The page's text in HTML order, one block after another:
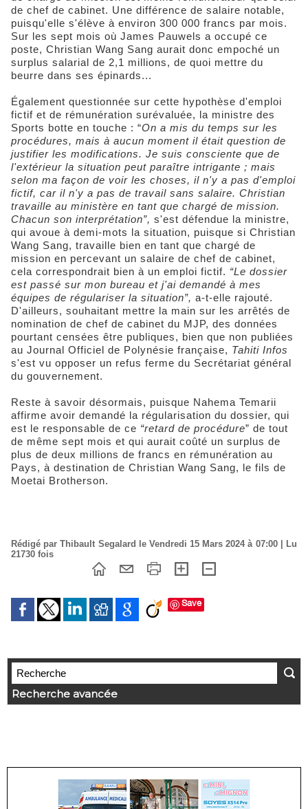
de chef de cabinet. Une différence de salaire notable,
puisqu'elle s'élève à environ 300 000 francs par mois.
Sur les sept mois où James Pauwels a occupé ce
poste, Christian Wang Sang aurait donc empoché un
surplus salarial de 2,1 millions, de quoi mettre du
beurre dans ses épinards...
Également questionnée sur cette hypothèse d'emploi
fictif et de rémunération surévaluée, la ministre des
Sports botte en touche : “On a mis du temps sur les
procédures, mais à aucun moment il était question de
justifier les modifications. Je suis consciente que de
l'extérieur la situation peut paraître intrigante ; mais
selon ma façon de voir les choses, il n'y a pas d'emploi
fictif, car il n'y a pas de travail sans salaire. Christian
travaille au ministère en tant que chargé de mission.
Chacun son interprétation”, s'est défendue la ministre,
qui avoue à demi-mots la situation, puisque si Christian
Wang Sang, travaille bien en tant que chargé de
mission en percevant un salaire de chef de cabinet,
cela correspondrait bien à un emploi fictif. “Le dossier
est passé sur mon bureau et j'ai demandé à mes
équipes de régulariser la situation”, a-t-elle rajouté.
D'ailleurs, souhaitant mettre la main sur les arrêtés de
nomination de chef de cabinet du MJP, des données
pourtant censées être publiques, bien que non publiées
au Journal Officiel de Polynésie française, Tahiti Infos
s'est vu opposer un refus ferme du Secrétariat général
du gouvernement.
Reste à savoir désormais, puisque Nahema Temarii
affirme avoir demandé la régularisation du dossier, qui
est le responsable de ce “retard de procédure” de tout
de même sept mois et qui aurait coûté un surplus de
plus de deux millions de francs en rémunération au
Pays, à destination de Christian Wang Sang, le fils de
Moetai Brotherson.
Rédigé par Thibault Segalard le Vendredi 15 Mars 2024 à 07:00 | Lu
21730 fois
Save
Recherche avancée